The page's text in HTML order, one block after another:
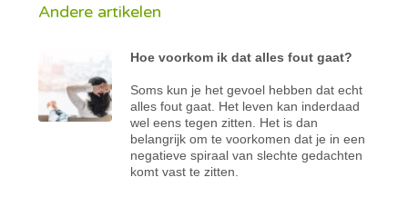
Andere artikelen
Hoe voorkom ik dat alles fout gaat?
Soms kun je het gevoel hebben dat echt
alles fout gaat. Het leven kan inderdaad
wel eens tegen zitten. Het is dan
belangrijk om te voorkomen dat je in een
negatieve spiraal van slechte gedachten
komt vast te zitten.